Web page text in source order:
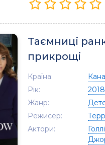
Таємниці
прикрощі
Країна:
Рік:
2018
Жанр:
Режисер:
Актори: